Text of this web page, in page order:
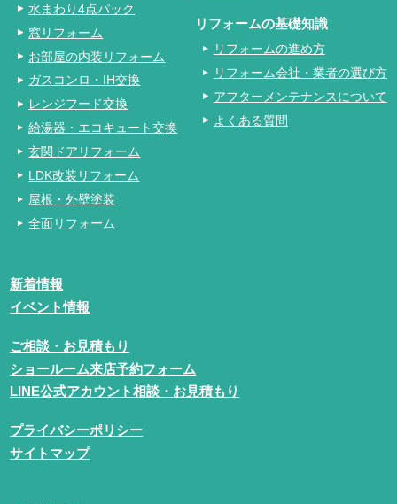
水まわり4点パック
窓リフォーム
お部屋の内装リフォーム
ガスコンロ・IH交換
レンジフード交換
給湯器・エコキュート交換
玄関ドアリフォーム
LDK改装リフォーム
屋根・外壁塗装
全面リフォーム
リフォームの基礎知識
リフォームの進め方
リフォーム会社・業者の選び方
アフターメンテナンスについて
よくある質問
新着情報
イベント情報
ご相談・お見積もり
ショールーム来店予約フォーム
LINE公式アカウント相談・お見積もり
プライバシーポリシー
サイトマップ